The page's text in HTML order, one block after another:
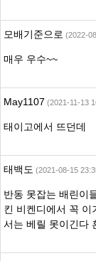
모배기준으로 (2022-
매우 우수~~
May1107 (2021-11-13
태이고에서 뜨던데
태백도 (2021-08-15
반동 못잡는 배린이
킨 비켄디에서 꼭 이
서는 베릴 못이긴다